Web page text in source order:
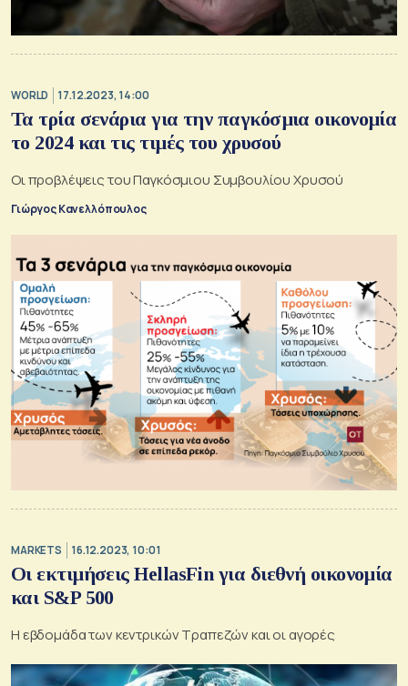
WORLD 17.12.2023, 14:00
Τα τρία σενάρια για την παγκόσμια οικονομία
το 2024 και τις τιμές του χρυσού
Οι προβλέψεις του Παγκόσμιου Συμβουλίου Χρυσού
Γιώργος Κανελλόπουλος
MARKETS 16.12.2023, 10:01
Οι εκτιμήσεις HellasFin για διεθνή οικονομία
και S&P 500
Η εβδομάδα των κεντρικών Τραπεζών και οι αγορές